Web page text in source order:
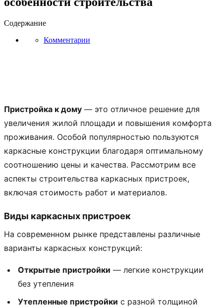
Содержание
Комментарии
Пристройка к дому — это отличное решение для
увеличения жилой площади и повышения комфорта
проживания. Особой популярностью пользуются
каркасные конструкции благодаря оптимальному
соотношению цены и качества. Рассмотрим все
аспекты строительства каркасных пристроек,
включая стоимость работ и материалов.
Виды каркасных пристроек
На современном рынке представлены различные
варианты каркасных конструкций:
Открытые пристройки — легкие конструкции
без утепления
Утепленные пристройки с разной толщиной